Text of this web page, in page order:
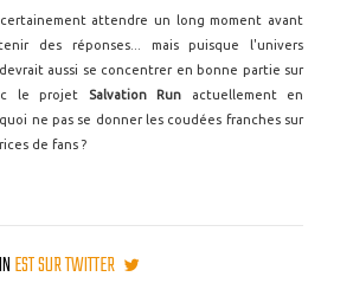
attendre un long moment avant
des réponses... mais puisque l'univers
devrait aussi se concentrer en bonne partie sur
le projet
Salvation Run actuellement en
ne pas se donner les coudées franches sur
de fans ?
EST SUR TWITTER